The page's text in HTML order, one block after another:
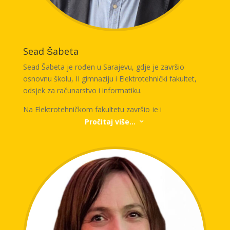
Sead Šabeta
Sead Šabeta je rođen u Sarajevu, gdje je završio
osnovnu školu, II gimnaziju i Elektrotehnički fakultet,
odsjek za računarstvo i informatiku.
Na Elektrotehničkom fakultetu završio je i
postdiplomski studij, te stekao zvanje magistra
Profesionalno iskustvo primarno mu je vezano za
industriju osiguranja, odnosno za primjenu
informacionih tehnologija u osiguranju.
Trenutno obavlja funkciju Direktora Službe Informatike
u Triglav Osiguranju d.d. Sarajevo, gdje je odgovoran
Pročitaj više... 3